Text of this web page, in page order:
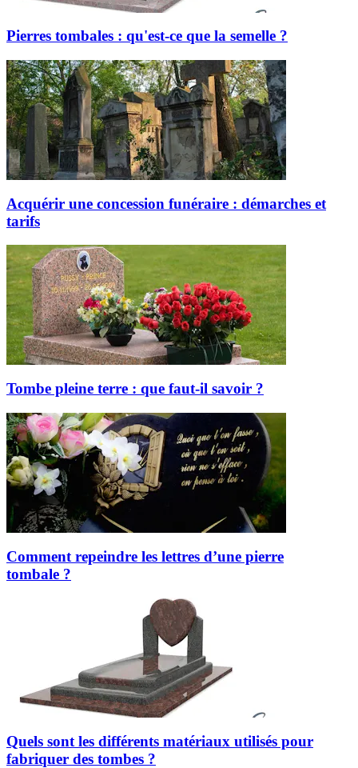
Pierres tombales : qu'est-ce que la semelle ?
Acquérir une concession funéraire : démarches et
tarifs
Tombe pleine terre : que faut-il savoir ?
Comment repeindre les lettres d’une pierre
tombale ?
Quels sont les différents matériaux utilisés pour
fabriquer des tombes ?